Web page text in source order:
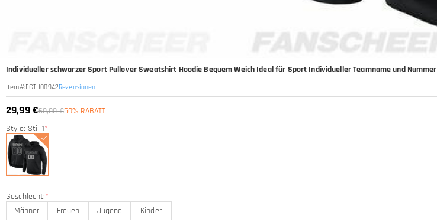
Individueller schwarzer Sport Pullover Sweatshirt Hoodie Bequem Weich Ideal für Sport Individueller Teamname und Nummer
Item#:FCTH00942Rezensionen
29,99 €60,00 €50% RABATT
Style: Stil 1*
Geschlecht:*
Männer
Frauen Jugend Kinder